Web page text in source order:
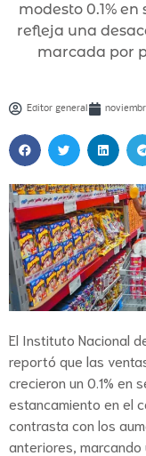
modesto 0.1%
refleja una
marcada por
Editor general
El Instituto Nacional
reportó que las
crecieron un 0.1% en
estancamiento en el
contrasta con los
anteriores,